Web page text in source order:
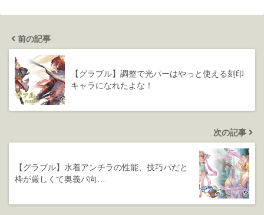
前の記事
【グラブル】調整で光パーはやっと使える刻印
キャラになれたよな！
次の記事
【グラブル】水着アンチラの性能、技巧パだと
枠が厳しくて奥義パ向…